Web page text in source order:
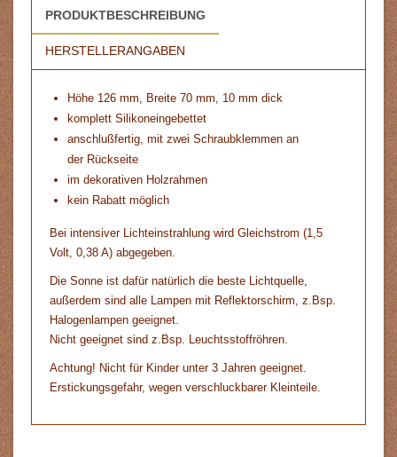
PRODUKTBESCHREIBUNG
HERSTELLERANGABEN
Höhe 126 mm, Breite 70 mm, 10 mm dick
komplett Silikoneingebettet
anschlußfertig, mit zwei Schraubklemmen an
der Rückseite
im dekorativen Holzrahmen
kein Rabatt möglich
Bei intensiver Lichteinstrahlung wird Gleichstrom (1,5
Volt, 0,38 A) abgegeben.
Die Sonne ist dafür natürlich die beste Lichtquelle,
außerdem sind alle Lampen mit Reflektorschirm, z.Bsp.
Halogenlampen geeignet.
Nicht geeignet sind z.Bsp. Leuchtsstoffröhren.
Achtung! Nicht für Kinder unter 3 Jahren geeignet.
Erstickungsgefahr, wegen verschluckbarer Kleinteile.